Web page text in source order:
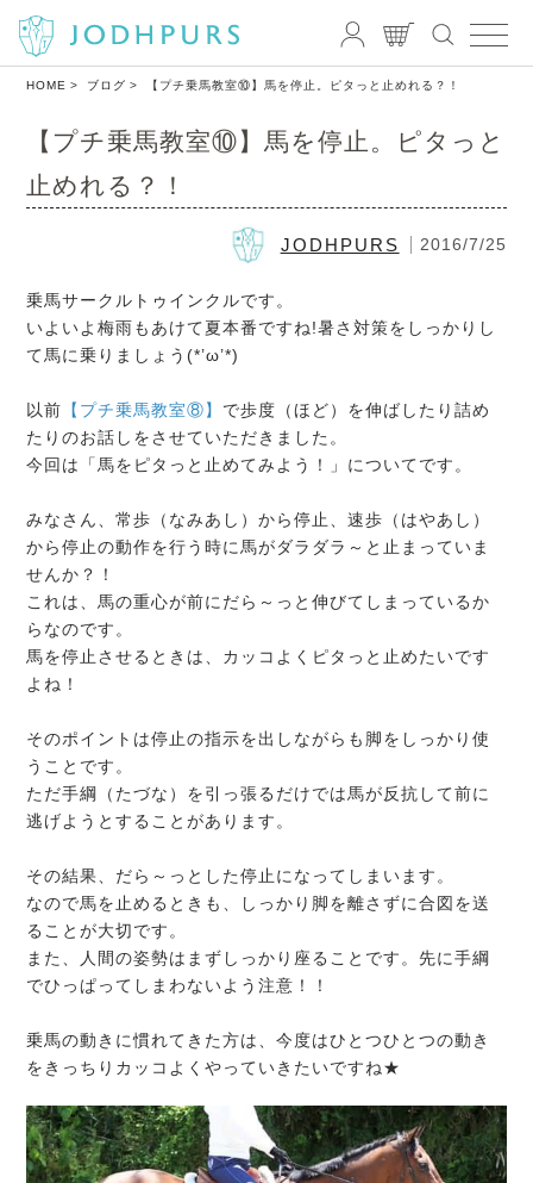
HOME ブログ 【プチ乗馬教室⑩】馬を停止。ピタっと止めれる？！
【プチ乗馬教室⑩】馬を停止。ピタっと
止めれる？！
JODHPURS 2016/7/25
乗馬サークルトゥインクルです。
いよいよ梅雨もあけて夏本番ですね!暑さ対策をしっかりし
て馬に乗りましょう(*’ω’*)
以前 【プチ乗馬教室⑧】 で歩度（ほど）を伸ばしたり詰め
たりのお話しをさせていただきました。
今回は「馬をピタっと止めてみよう！」についてです。
みなさん、常歩（なみあし）から停止、速歩（はやあし）
から停止の動作を行う時に馬がダラダラ～と止まっていま
せんか？！
これは、馬の重心が前にだら～っと伸びてしまっているか
らなのです。
馬を停止させるときは、カッコよくピタっと止めたいです
よね！
そのポイントは停止の指示を出しながらも脚をしっかり使
うことです。
ただ手綱（たづな）を引っ張るだけでは馬が反抗して前に
逃げようとすることがあります。
その結果、だら～っとした停止になってしまいます。
なので馬を止めるときも、しっかり脚を離さずに合図を送
ることが大切です。
また、人間の姿勢はまずしっかり座ることです。先に手綱
でひっぱってしまわないよう注意！！
乗馬の動きに慣れてきた方は、今度はひとつひとつの動き
をきっちりカッコよくやっていきたいですね★